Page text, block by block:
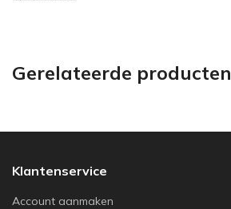
Gerelateerde producten
Klantenservice
Account aanmaken